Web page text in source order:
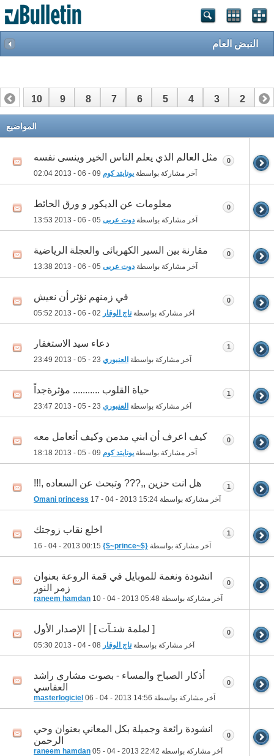
النبض العام
1
2
3
4
5
6
7
8
9
10
المواضيع
مثل العالم الذي يعلم الناس الخير وينسى نفسه
آخر مشاركة بواسطة يونايتد كوم 02:04
0
معلومات عن الديكور و ورق الحائط
آخر مشاركة بواسطةدوت عربى 13:53
0
مقارنة بين السير الكهربائى والعجلة الرياضية
آخر مشاركة بواسطةدوت عربى 13:38
0
في زمنهم نؤثر أن نعيش
آخر مشاركة بواسطةتاج الوقار 05:52
0
دعاء سيد الاستغفار
آخر مشاركة بواسطة العنبوري 23:49
1
حياة القلوب ........... مؤثرةجداً
آخر مشاركة بواسطة العنبوري 23:47
1
كيف اعرف أن ابني مدمن وكيف أتعامل معه
آخر مشاركة بواسطة يونايتد كوم 18:18
0
هل انت حزين ,,??? وتبحث عن السعاده ,!!!
آخر مشاركة بواسطة Omani princess 17 - 04 - 2013 15:24
1
اخلع نقاب زوجتك
آخر مشاركة بواسطة {$~prince~$}
00:15
1
انشودة ونغمة للموبايل في قمة الروعة بعنوان
زمر النور
آخر مشاركة بواسطة raneem hamdan 10 - 04 - 2013 05:48
0
[ لملمة شتـآت ]│ الإصدار الأول
آخر مشاركة بواسطةتاج الوقار 05:30
0
أذكار الصباح والمساء - بصوت مشاري راشد
العفاسي
آخر مشاركة بواسطة masterlogiciel 06 - 04 - 2013 14:56
0
انشودة رائعة وجميلة بكل المعاني بعنوان وحي
الرحمن
آخر مشاركة بواسطة raneem hamdan 05 - 04 - 2013 22:42
0